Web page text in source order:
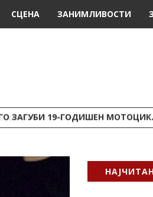
СЦЕНА ЗАНИМЛИВОСТИ
ЗАГУБИ 19-ГОДИШЕН